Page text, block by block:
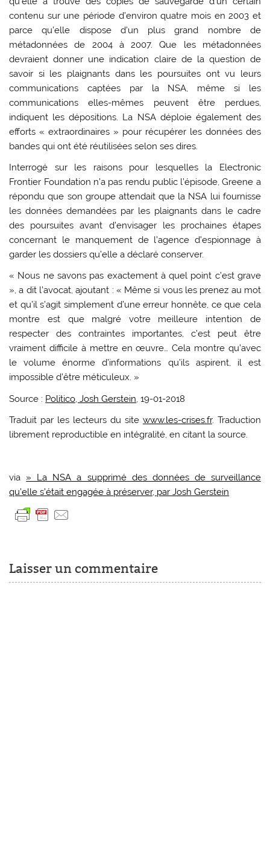
contenu sur une période d’environ quatre mois en 2003 et
parce qu’elle dispose d’un plus grand nombre de
métadonnées de 2004 à 2007. Que les métadonnées
devraient donner une indication claire de la question de
savoir si les plaignants dans les poursuites ont vu leurs
communications captées par la NSA, même si les
communications elles-mêmes peuvent être perdues,
indiquent les dépositions. La NSA déploie également des
efforts « extraordinaires » pour récupérer les données des
bandes qui ont été réutilisées selon ses dires.
Interrogé sur les raisons pour lesquelles la Electronic
Frontier Foundation n’a pas rendu public l’épisode, Greene a
répondu que son groupe attendait que la NSA lui fournisse
les données demandées par les plaignants dans le cadre
des poursuites avant d’envisager les prochaines étapes
concernant le manquement de l’agence d’espionnage à
garder les dossiers qu’elle a déclaré conserver.
« Nous ne savons pas exactement à quel point c’est grave
», a dit l’avocat, ajoutant : « Même si vous les prenez au mot
et qu’il s’agit simplement d’une erreur honnête, ce que cela
montre est que malgré votre meilleure intention de
respecter des contraintes importantes, c’est peut être
vraiment difficile à mettre en œuvre… Cela montre qu’avec
le volume énorme d’informations qu’ils aspirent, il est
impossible d’être méticuleux. »
Source : Politico, Josh Gerstein, 19-01-2018
Traduit par les lecteurs du site www.les-crises.fr. Traduction
librement reproductible en intégralité, en citant la source.
via » La NSA a supprimé des données de surveillance
qu’elle s’était engagée à préserver, par Josh Gerstein
Laisser un commentaire